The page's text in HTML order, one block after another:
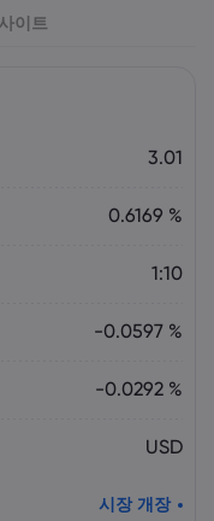
기 가장 좋은
이트
3.01
0.6169 %
1:10
-0.0597 %
-0.0292 %
USD
시장 개장